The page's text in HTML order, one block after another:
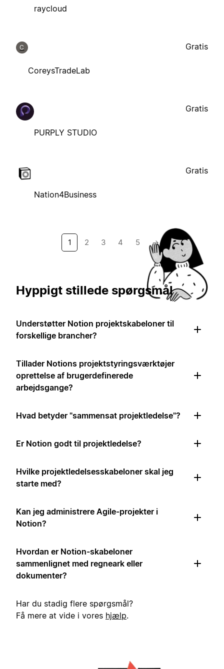
raycloud
C
CoreysTradeLab
Gratis
PURPLY STUDIO
Gratis
Nation4Business
Gratis
1 2 3 4 5 →
Hyppigt stillede spørgsmål
Understøtter Notion projektskabeloner til
forskellige brancher?
Tillader Notions projektstyringsværktøjer
oprettelse af brugerdefinerede
arbejdsgange?
Hvad betyder "sammensat projektledelse"?
Er Notion godt til projektledelse?
Hvilke projektledelsesskabeloner skal jeg
starte med?
Kan jeg administrere Agile-projekter i
Notion?
Hvordan er Notion-skabeloner
sammenlignet med regneark eller
dokumenter?
Har du stadig flere spørgsmål?
Få mere at vide i vores hjælp.